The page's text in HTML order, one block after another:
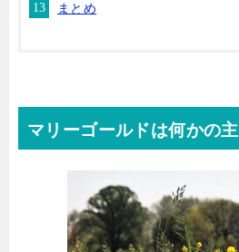
まとめ
マリーゴールドは何かの